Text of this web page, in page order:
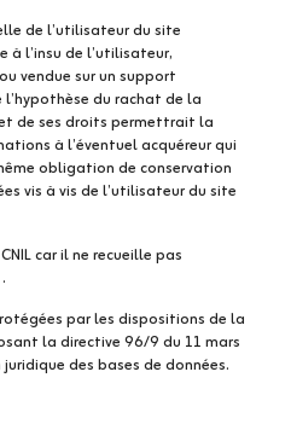
de l’utilisateur du site
à l’insu de l’utilisateur,
vendue sur un support
du rachat de la
de ses droits permettrait la
à l’éventuel acquéreur qui
obligation de conservation
vis à vis de l’utilisateur du site
car il ne recueille pas
par les dispositions de la
la directive 96/9 du 11 mars
des bases de données.